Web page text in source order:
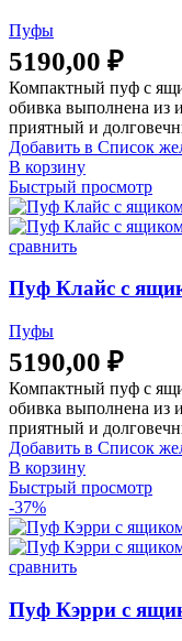
Пуфы
5190,00 ₽
Компактный пуф с
обивка выполнена из
приятный и
Добавить в Список
В корзину
Быстрый просмотр
сравнить
Пуф Клайс с
Пуфы
5190,00 ₽
Компактный пуф с
обивка выполнена из
приятный и
Добавить в Список
В корзину
Быстрый просмотр
-37%
сравнить
Пуф Кэрри с